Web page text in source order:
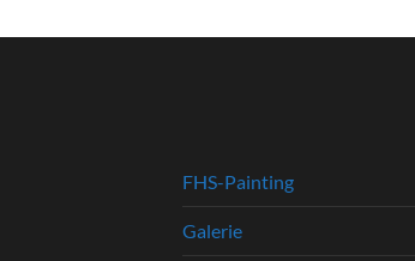
FHS-Painting
Galerie